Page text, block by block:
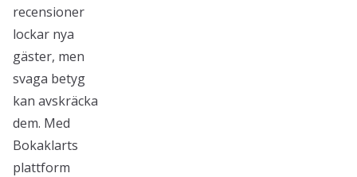
recensioner
lockar nya
gäster, men
svaga betyg
kan avskräcka
dem. Med
Bokaklarts
plattform